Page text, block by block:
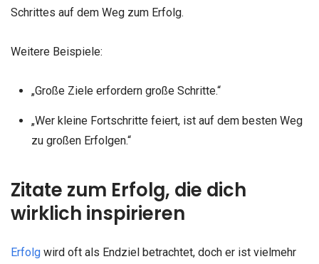
Schrittes auf dem Weg zum Erfolg.
Weitere Beispiele:
„Große Ziele erfordern große Schritte.“
„Wer kleine Fortschritte feiert, ist auf dem besten Weg
zu großen Erfolgen.“
Zitate zum Erfolg, die dich
wirklich inspirieren
Erfolg wird oft als Endziel betrachtet, doch er ist vielmehr